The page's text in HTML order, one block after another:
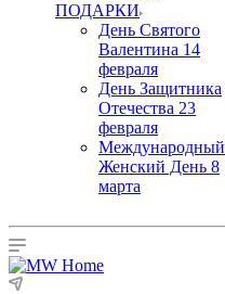
ПОДАРКИ
День Святого
Валентина 14
февраля
День Защитника
Отечества 23
февраля
Международный
Женский День 8
марта